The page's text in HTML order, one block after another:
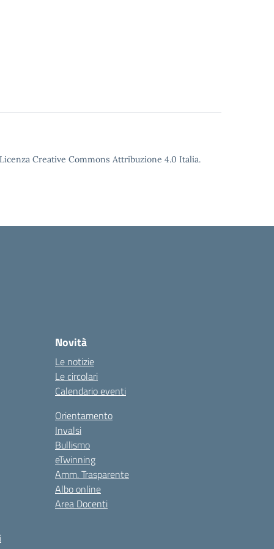
Creative Commons Attribuzione 4.0 Italia.
Novità
Le notizie
Le circolari
Calendario eventi
Orientamento
Invalsi
Bullismo
eTwinning
Amm. Trasparente
Albo online
Area Docenti